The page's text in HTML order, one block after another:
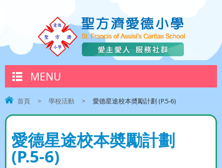
MENU
首頁 > 學校活動 > 愛德星途校本奬勵計劃 (P.5-6)
愛德星途校本奬勵計劃
(P.5-6)